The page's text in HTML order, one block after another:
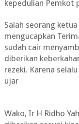
kepedulian Pemkot
Salah seorang
mengucapkan
sudah cair
diberikan
rezeki. Karena
ujar
Wako, Ir H Ridho